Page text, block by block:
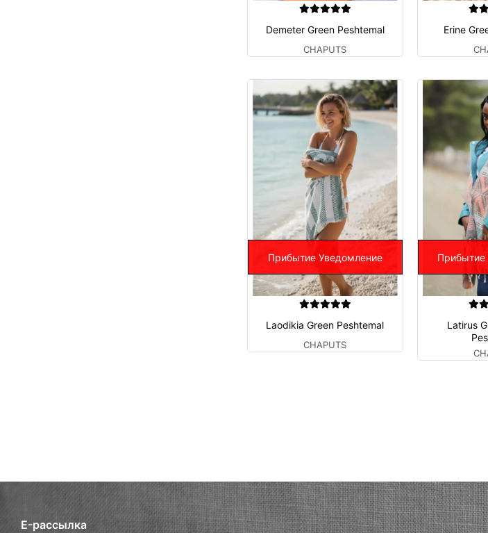
Demeter Green Peshtemal
CHAPUTS
Erine
Прибытие Уведомление
Laodikia Green Peshtemal
CHAPUTS
Прибытие
Latirus
E-рассылка